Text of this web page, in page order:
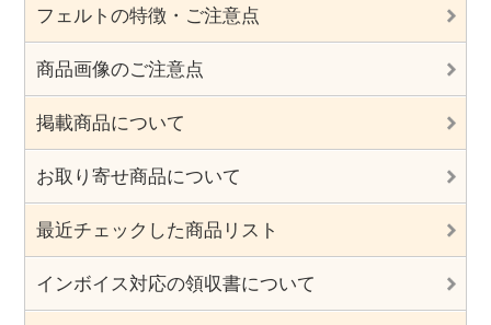
フェルトの特徴・ご注意点
商品画像のご注意点
掲載商品について
お取り寄せ商品について
最近チェックした商品リスト
インボイス対応の領収書について